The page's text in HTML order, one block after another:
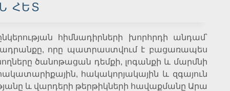
ՀԵՏ
հիմնադիրների խորհրդի անդամ՝
որը պատրաստվում է բացառապես
ծանոթացան դեմքի, լոգանքի և մարմնի
հակակորյակային և զգայուն
և վարդերի թերթիկների հավաքմանը Արա